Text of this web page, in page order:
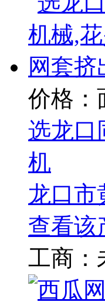
价格：
选龙口
机
龙口市
查看该
工商：